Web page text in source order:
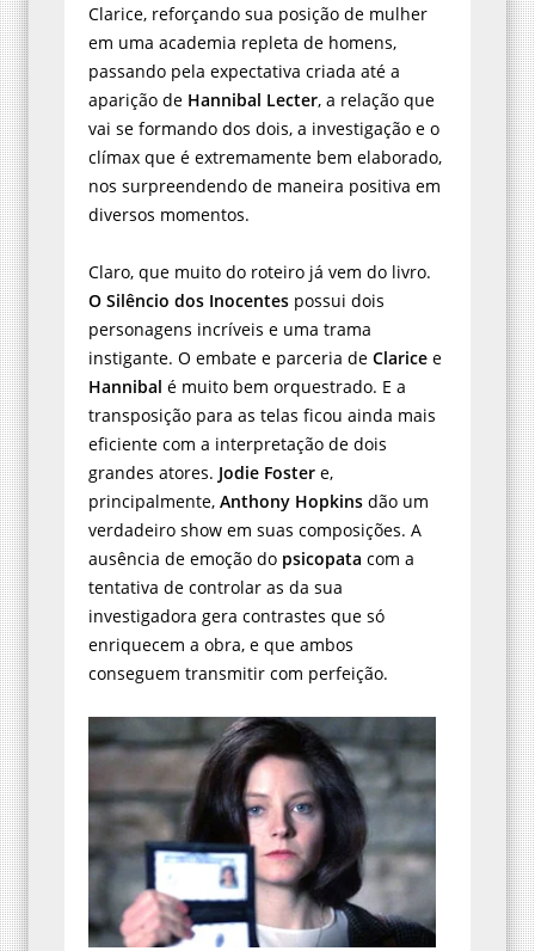
Clarice, reforçando sua posição de mulher
em uma academia repleta de homens,
passando pela expectativa criada até a
aparição de Hannibal Lecter, a relação que
vai se formando dos dois, a investigação e o
clímax que é extremamente bem elaborado,
nos surpreendendo de maneira positiva em
diversos momentos.
Claro, que muito do roteiro já vem do livro.
O Silêncio dos Inocentes possui dois
personagens incríveis e uma trama
instigante. O embate e parceria de Clarice e
Hannibal é muito bem orquestrado. E a
transposição para as telas ficou ainda mais
eficiente com a interpretação de dois
grandes atores. Jodie Foster e,
principalmente, Anthony Hopkins dão um
verdadeiro show em suas composições. A
ausência de emoção do psicopata com a
tentativa de controlar as da sua
investigadora gera contrastes que só
enriquecem a obra, e que ambos
conseguem transmitir com perfeição.